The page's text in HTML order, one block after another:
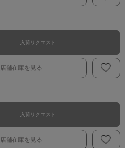
入荷リクエスト
店舗在庫を見る
入荷リクエスト
店舗在庫を見る